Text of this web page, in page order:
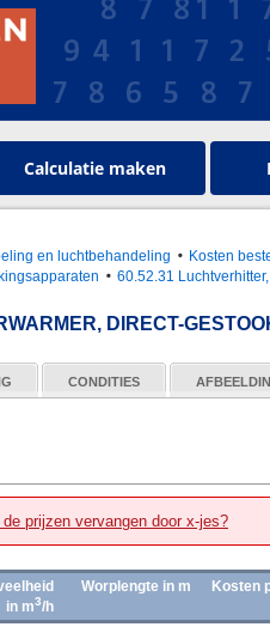
Calculatie maken
en luchtbehandeling
Kosten
60.52.31
DIRECT-
CONDITIES
prijzen vervangen door x-jes?
in m3/h
Worplengte in m Kosten